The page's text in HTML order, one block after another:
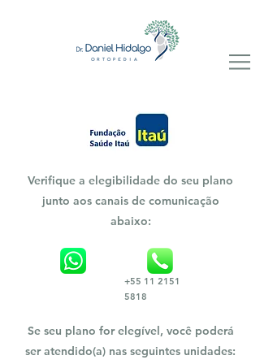
Verifique a elegibilidade do seu plano
junto aos canais de comunicação
abaixo:
+55 11 2151
5818
Se seu plano for elegível, você poderá
ser atendido(a) nas seguintes unidades: